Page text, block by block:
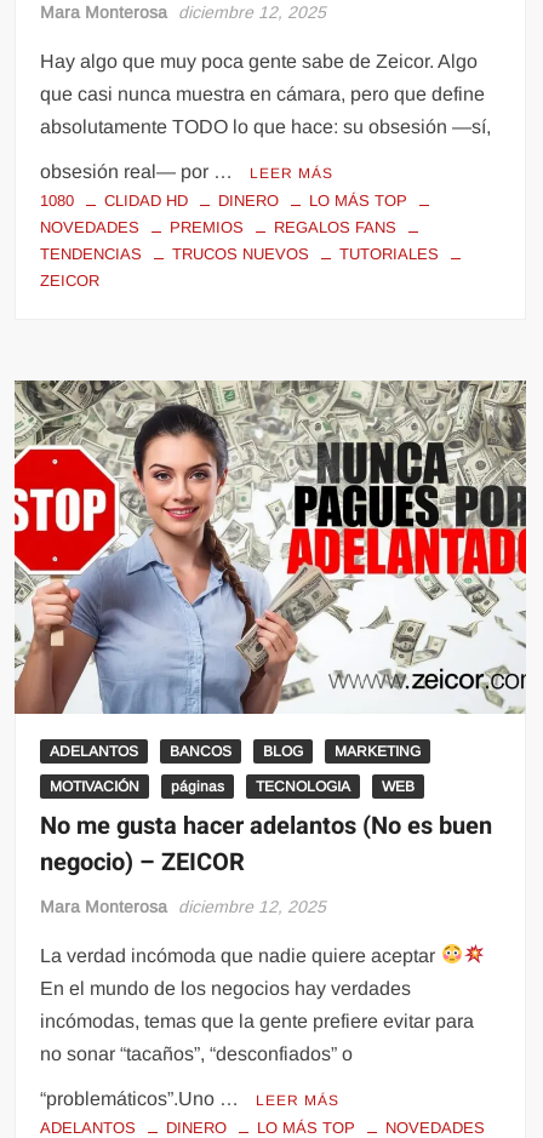
Mara Monterosa diciembre 12, 2025
Hay algo que muy poca gente sabe de Zeicor. Algo
que casi nunca muestra en cámara, pero que define
absolutamente TODO lo que hace: su obsesión —sí,
obsesión real— por … LEER MÁS
1080 CLIDAD HD DINERO
LO MÁS TOP
NOVEDADES
PREMIOS
REGALOS FANS
TENDENCIAS
TRUCOS NUEVOS
TUTORIALES
ZEICOR
ADELANTOS BANCOS BLOG MARKETING
MOTIVACIÓN páginas TECNOLOGIA WEB
No me gusta hacer adelantos (No es buen
negocio) – ZEICOR
Mara Monterosa diciembre 12, 2025
La verdad incómoda que nadie quiere aceptar
En el mundo de los negocios hay verdades
incómodas, temas que la gente prefiere evitar para
no sonar “tacaños”, “desconfiados” o
“problemáticos”.Uno … LEER MÁS
ADELANTOS DINERO LO MÁS TOP NOVEDADES